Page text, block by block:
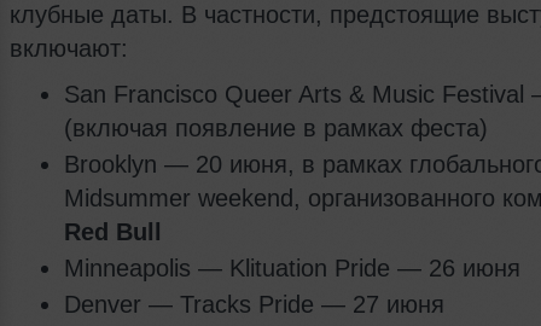
клубные даты. В частности, предстоящие
включают:
San Francisco Queer Arts & Music
(включая появление в рамках феста)
Brooklyn — 20 июня, в рамках
Midsummer weekend, организованного
Red Bull
Minneapolis — Klituation Pride — 26 июня
Denver — Tracks Pride — 27 июня